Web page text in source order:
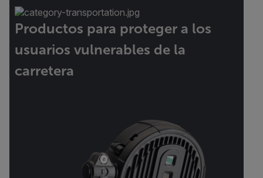
Productos para proteger a los
usuarios vulnerables de la
carretera